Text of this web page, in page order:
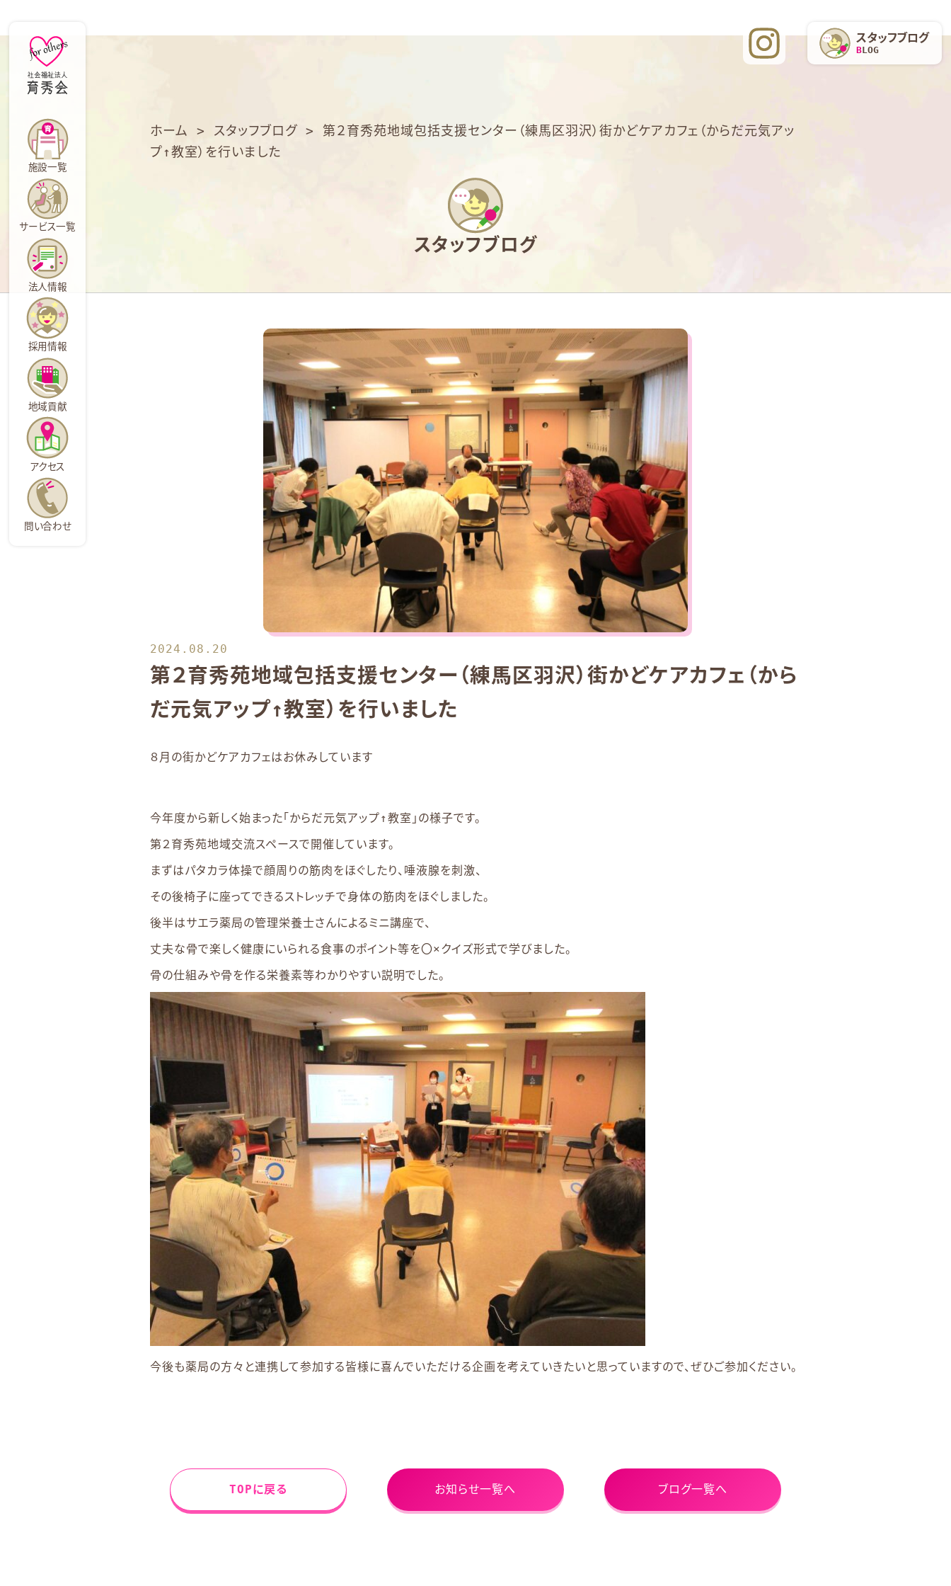
スタッフブログ
BLOG
施設一覧
サービス一覧
法人情報
採用情報
地域貢献
アクセス
問い合わせ
ホーム > スタッフブログ > 第２育秀苑地域包括支援センター（練馬区羽沢）街かどケアカフェ（からだ元気アッ
プ↑教室）を行いました
スタッフブログ
2024.08.20
第２育秀苑地域包括支援センター（練馬区羽沢）街かどケアカフェ（から
だ元気アップ↑教室）を行いました
８月の街かどケアカフェはお休みしています
今年度から新しく始まった「からだ元気アップ↑教室」の様子です。
第２育秀苑地域交流スペースで開催しています。
まずはパタカラ体操で顔周りの筋肉をほぐしたり、唾液腺を刺激、
その後椅子に座ってできるストレッチで身体の筋肉をほぐしました。
後半はサエラ薬局の管理栄養士さんによるミニ講座で、
丈夫な骨で楽しく健康にいられる食事のポイント等を〇×クイズ形式で学びました。
骨の仕組みや骨を作る栄養素等わかりやすい説明でした。
今後も薬局の方々と連携して参加する皆様に喜んでいただける企画を考えていきたいと思っていますので、ぜひご参加ください。
TOPに戻る お知らせ一覧へ ブログ一覧へ